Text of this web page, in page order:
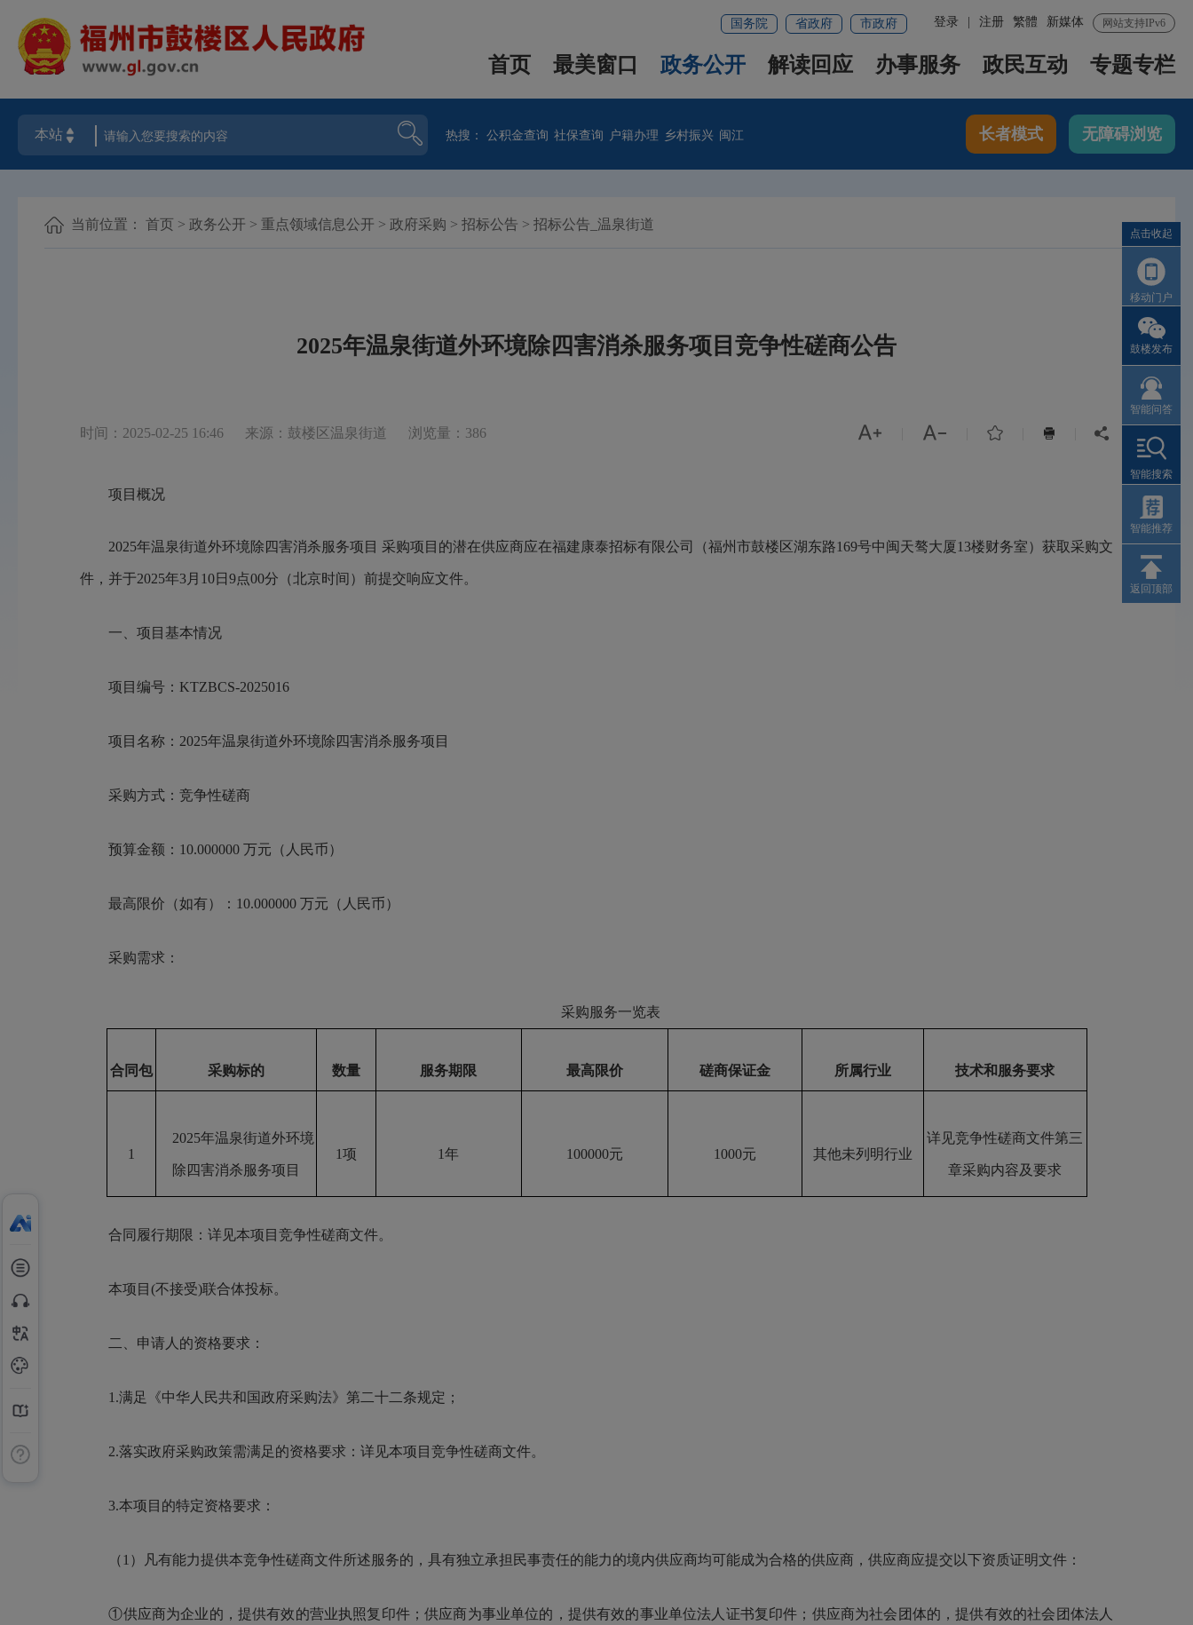
网站支持IPv6
新媒体
繁體
登录 注册
国务院 省政府 市政府
首页 最美窗口 政务公开 解读回应 办事服务 政民互动 专题专栏
热搜：公积金查询 社保查询 户籍办理 乡村振兴 闽江 长者模式 无障碍浏览
当前位置： 首页 > 政务公开 > 重点领域信息公开 > 政府采购 > 招标公告 > 招标公告_温泉街道
2025年温泉街道外环境除四害消杀服务项目竞争性磋商公告
时间：2025-02-25 16:46 来源：鼓楼区温泉街道 浏览量：386     
项目概况
2025年温泉街道外环境除四害消杀服务项目 采购项目的潜在供应商应在福建康泰招标有限公司（福州市鼓楼区湖东路169号中闽天骜大厦13楼财务室）获取采购文
件，并于2025年3月 10日 9点00分（北京时间）前提交响应文件。
一、项目基本情况
项目编号：KTZBCS-2025016
项目名称：2025年温泉街道外环境除四害消杀服务项目
采购方式：竞争性磋商
预算金额： 10.000000 万元（人民币）
最高限价（如有）： 10.000000 万元（人民币）
采购需求：
采购服务一览表
合同包 采购标的 数量 服务期限 最高限价 磋商保证金 所属行业 技术和服务要求
1
2025年温泉街道外环境
除四害消杀服务项目
1项 1年 100000元 1000元 其他未列明行业
详见竞争性磋商文件第三
章采购内容及要求
合同履行期限： 详见本项目竞争性磋商文件。
本项目(不接受)联合体投标。
二、申请人的资格要求：
1.满足《中华人民共和国政府采购法》第二十二条规定；
2.落实政府采购政策需满足的资格要求：详见本项目竞争性磋商文件。
3.本项目的特定资格要求：
（1 ） 凡有能力提供本竞争性磋商文件所述服务的，具有独立承担民事责任的能力的境内供应商均可能成为合格的供应商，供应商应提交以下资质证明文件：
①供应商为企业的，提供有效的营业执照复印件；供应商为事业单位的，提供有效的事业单位法人证书复印件；供应商为社会团体的，提供有效的社会团体法人
点击收起
移动门户
鼓楼发布
智能问答
智能搜索
智能推荐
返回顶部